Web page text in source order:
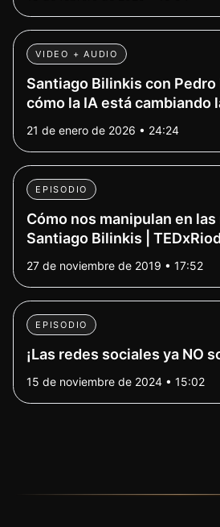
VIDEO + AUDIO
Santiago Bilinkis con Pedro
cómo la IA está cambiando
21 de enero de 2026 • 24:24
EPISODIO
Cómo nos manipulan en las
Santiago Bilinkis |
27 de noviembre de 2019 • 17:52
EPISODIO
¡Las redes sociales ya NO
15 de noviembre de 2024 • 15:02